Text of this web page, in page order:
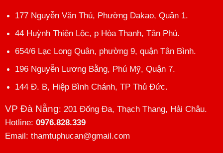
177 Nguyễn Văn Thủ, Phường Dakao, Quận 1.
44 Huỳnh Thiện Lộc, p Hòa Thạnh, Tân Phú.
654/6 Lạc Long Quân, phường 9, quận Tân Bình.
196 Nguyễn Lương Bằng, Phú Mỹ, Quận 7.
144 Đ. B, Hiệp Bình Chánh, TP Thủ Đức.
VP Đà Nẵng: 201 Đống Đa, Thạch Thang, Hải Châu.
Hotline: 0976.828.339
Email: thamtuphucan@gmail.com